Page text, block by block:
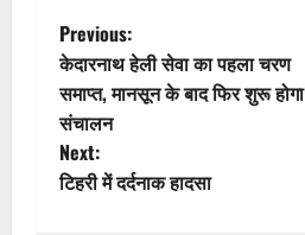
P
o
s
t
Previous:
केदारनाथ हेली सेवा का पहला चरण
समाप्त, मानसून के बाद फिर शुरू होगा
संचालन
Next:
टिहरी में दर्दनाक हादसा